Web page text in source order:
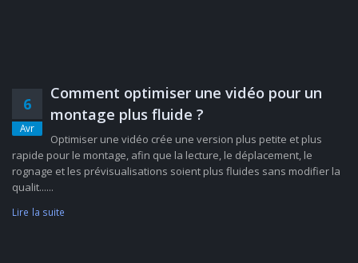
6
Avr
Comment optimiser une vidéo pour un
montage plus fluide ?
Optimiser une vidéo crée une version plus petite et plus
rapide pour le montage, afin que la lecture, le déplacement, le
rognage et les prévisualisations soient plus fluides sans modifier la
qualit......
Lire la suite